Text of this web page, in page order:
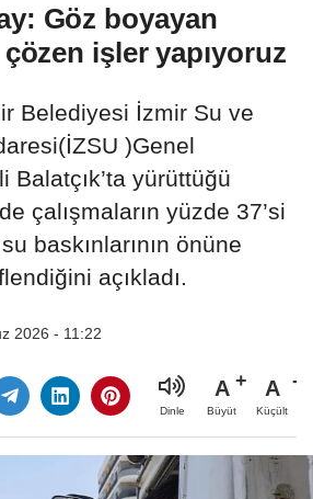
Göz boyayan
işler yapıyoruz
Belediyesi İzmir Su ve
)Genel
Balatçık’ta yürüttüğü
çalışmaların yüzde 37’si
baskınlarının önüne
açıkladı.
2026 - 11:22
Dinle
A
Büyüt
A
Küçült